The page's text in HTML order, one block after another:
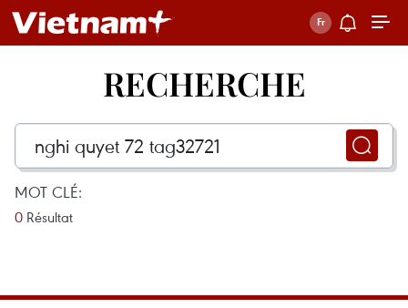
RECHERCHE
MOT CLÉ:
0 Résultat